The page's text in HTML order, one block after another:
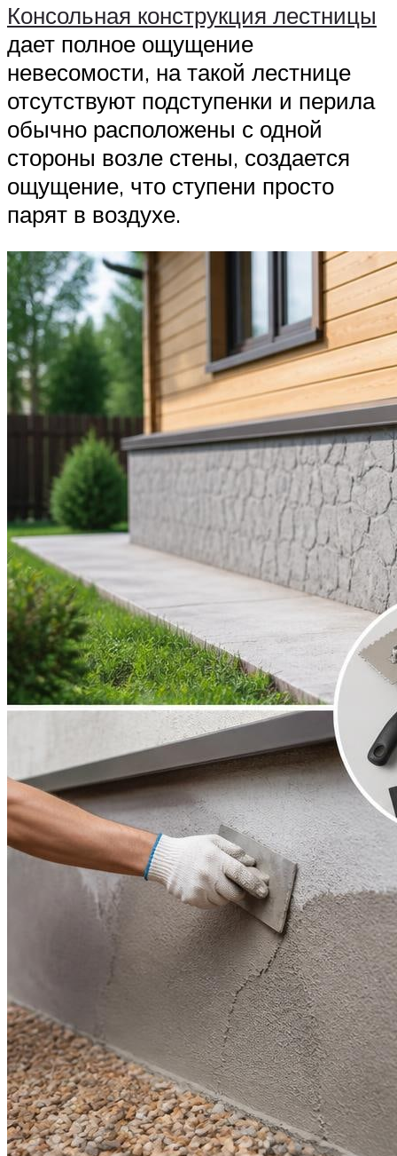
Консольная конструкция лестницы
дает полное ощущение
невесомости, на такой лестнице
отсутствуют подступенки и перила
обычно расположены с одной
стороны возле стены, создается
ощущение, что ступени просто
парят в воздухе.